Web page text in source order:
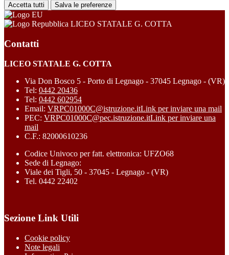
Accetta tutti Salva le preferenze
LICEO STATALE G. COTTA
Contatti
LICEO STATALE G. COTTA
Via Don Bosco 5 - Porto di Legnago - 37045 Legnago - (VR)
Tel: 0442 20436
Tel: 0442 602954
Email: VRPC01000C@istruzione.itLink per inviare una mail
PEC: VRPC01000C@pec.istruzione.itLink per inviare una
mail
C.F.: 82000610236
Codice Univoco per fatt. elettronica: UFZO68
Sede di Legnago:
Viale dei Tigli, 50 - 37045 - Legnago - (VR)
Tel. 0442 22402
Sezione Link Utili
Cookie policy
Note legali